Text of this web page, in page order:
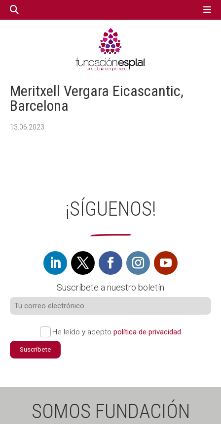
Meritxell Vergara Eicascantic,
Barcelona
13.06.2023
¡SÍGUENOS!
Suscríbete a nuestro boletín
He leído y acepto política de privacidad
Suscríbete
SOMOS FUNDACIÓN
GESTIÓN TERCER SECTOR
CONECTA IA
GESTIÓN TERCER SECTOR
CONECTA IA